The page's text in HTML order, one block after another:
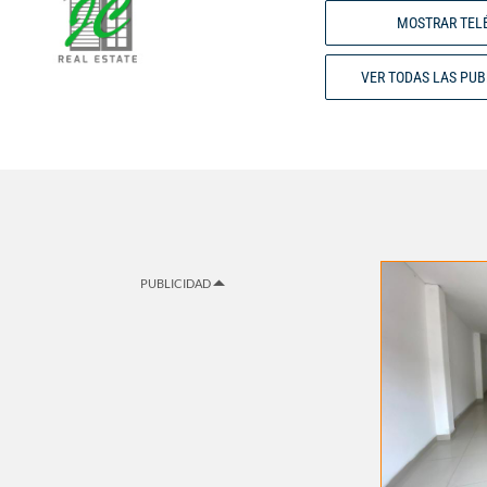
MOSTRAR
VER TODAS LAS
PUBLICIDAD